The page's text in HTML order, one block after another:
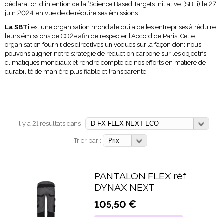
déclaration d’intention de la ‘Science Based Targets initiative’ (SBTi) le 27
juin 2024, en vue de de réduire ses émissions.
La SBTi est une organisation mondiale qui aide les entreprises à réduire
leurs émissions de CO2e afin de respecter l’Accord de Paris. Cette
organisation fournit des directives univoques sur la façon dont nous
pouvons aligner notre stratégie de réduction carbone sur les objectifs
climatiques mondiaux et rendre compte de nos efforts en matière de
durabilité de manière plus fiable et transparente.
Il y a 21 résultats dans :
Trier par :
PANTALON FLEX réf
DYNAX NEXT
105,50 €